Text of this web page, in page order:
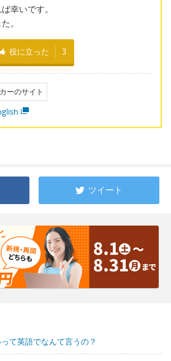
幸いです。
。
役に立った 3
ーのサイト
ツイート
て英語でなんて言うの？